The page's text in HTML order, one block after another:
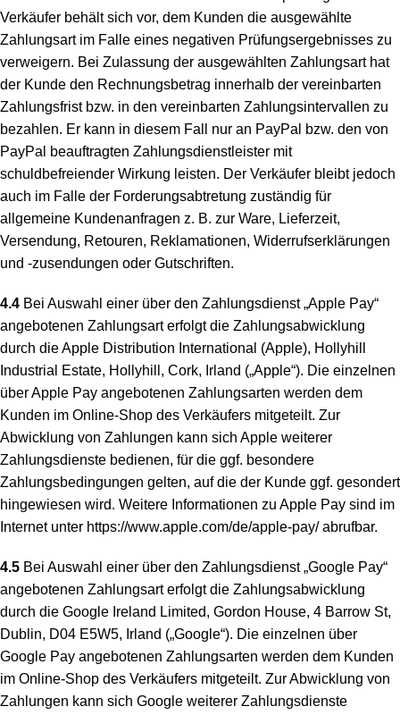
Verkäufer behält sich vor, dem Kunden die ausgewählte
Zahlungsart im Falle eines negativen Prüfungsergebnisses zu
verweigern. Bei Zulassung der ausgewählten Zahlungsart hat
der Kunde den Rechnungsbetrag innerhalb der vereinbarten
Zahlungsfrist bzw. in den vereinbarten Zahlungsintervallen zu
bezahlen. Er kann in diesem Fall nur an PayPal bzw. den von
PayPal beauftragten Zahlungsdienstleister mit
schuldbefreiender Wirkung leisten. Der Verkäufer bleibt jedoch
auch im Falle der Forderungsabtretung zuständig für
allgemeine Kundenanfragen z. B. zur Ware, Lieferzeit,
Versendung, Retouren, Reklamationen, Widerrufserklärungen
und -zusendungen oder Gutschriften.
4.4 Bei Auswahl einer über den Zahlungsdienst „Apple Pay“
angebotenen Zahlungsart erfolgt die Zahlungsabwicklung
durch die Apple Distribution International (Apple), Hollyhill
Industrial Estate, Hollyhill, Cork, Irland („Apple“). Die einzelnen
über Apple Pay angebotenen Zahlungsarten werden dem
Kunden im Online-Shop des Verkäufers mitgeteilt. Zur
Abwicklung von Zahlungen kann sich Apple weiterer
Zahlungsdienste bedienen, für die ggf. besondere
Zahlungsbedingungen gelten, auf die der Kunde ggf. gesondert
hingewiesen wird. Weitere Informationen zu Apple Pay sind im
Internet unter https://www.apple.com/de/apple-pay/abrufbar.
4.5 Bei Auswahl einer über den Zahlungsdienst „Google Pay“
angebotenen Zahlungsart erfolgt die Zahlungsabwicklung
durch die Google Ireland Limited, Gordon House, 4 Barrow St,
Dublin, D04 E5W5, Irland („Google“). Die einzelnen über
Google Pay angebotenen Zahlungsarten werden dem Kunden
im Online-Shop des Verkäufers mitgeteilt. Zur Abwicklung von
Zahlungen kann sich Google weiterer Zahlungsdienste